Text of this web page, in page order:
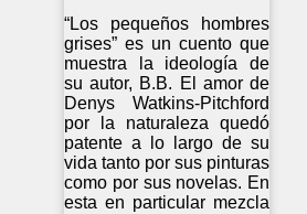
“Los pequeños hombres
grises” es un cuento que
muestra la ideología de
su autor, B.B. El amor de
Denys Watkins-Pitchford
por la naturaleza quedó
patente a lo largo de su
vida tanto por sus pinturas
como por sus novelas. En
esta en particular mezcla